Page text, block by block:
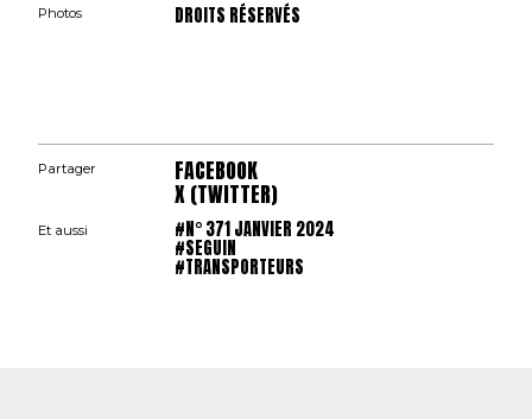
Photos DROITS RÉSERVÉS
Partager FACEBOOK
X (TWITTER)
Et aussi #N° 371 JANVIER 2024
#SEGUIN
#TRANSPORTEURS